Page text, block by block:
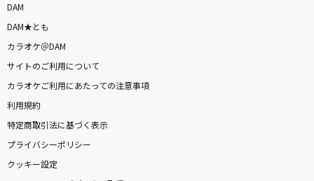
DAM
DAM★とも
カラオケ＠DAM
サイトのご利用について
カラオケご利用にあたっての注意事項
利用規約
特定商取引法に基づく表示
プライバシーポリシー
クッキー設定